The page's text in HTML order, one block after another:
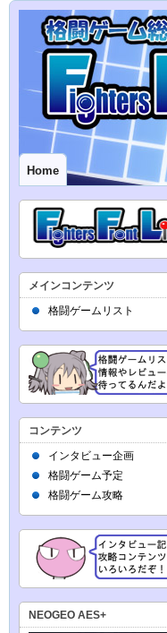
Home
メインコンテンツ
格闘ゲームリスト
コンテンツ
インタビュー企画
格闘ゲーム予定
格闘ゲーム攻略
NEOGEO AES+